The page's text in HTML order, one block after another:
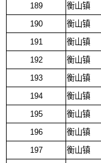
189 衡山镇
190
衡山镇
191
衡山镇
192
衡山镇
193
衡山镇
194
衡山镇
195
衡山镇
196
衡山镇
197
衡山镇